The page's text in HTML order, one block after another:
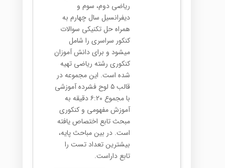
ریاضی دوم، سوم و
دیفرانسیل سال چهارم به
همراه حل تکنیکی سوالات
کنکور سراسری را شامل
میشود و برای دانش آموزان
کنکوری رشته ریاضی تهیه
شده است. این مجموعه در
قالب ۵ لوح فشرده آموزشی
با مجموع ۶:۲۰ دقیقه به
آموزش مفهومی و کنکوری
مبحث تابع اختصاص یافته
است. در بین مباحث پایه،
بیشترین تعداد تست را
تابع داراست.